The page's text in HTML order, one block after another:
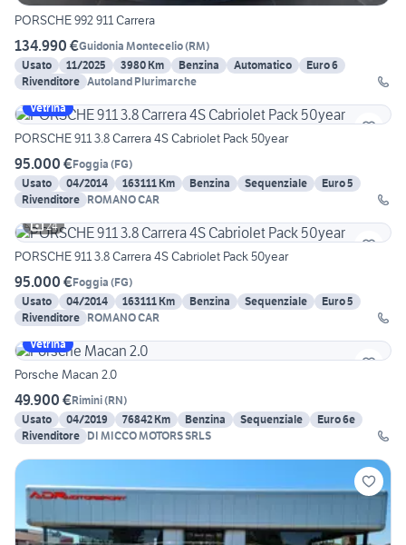
PORSCHE 992 911 Carrera
134.990 €Guidonia Montecelio(RM)
Usato
11/2025 3980 Km Benzina Automatico
Euro 6
Rivenditore Autoland Plurimarche
Vetrina
PORSCHE 911 3.8 Carrera 4S Cabriolet Pack 50year
95.000 €Foggia (FG)
Usato
04/2014 163111 Km Benzina Sequenziale
Euro 5
Rivenditore ROMANO CAR
24
PORSCHE 911 3.8 Carrera 4S Cabriolet Pack 50year
95.000 €Foggia (FG)
Usato
04/2014 163111 Km Benzina Sequenziale
Euro 5
Rivenditore ROMANO CAR
Vetrina
Porsche Macan 2.0
49.900 €Rimini(RN)
Usato
04/2019 76842 Km Benzina Sequenziale
Euro 6e
Rivenditore DI MICCO MOTORS SRLS